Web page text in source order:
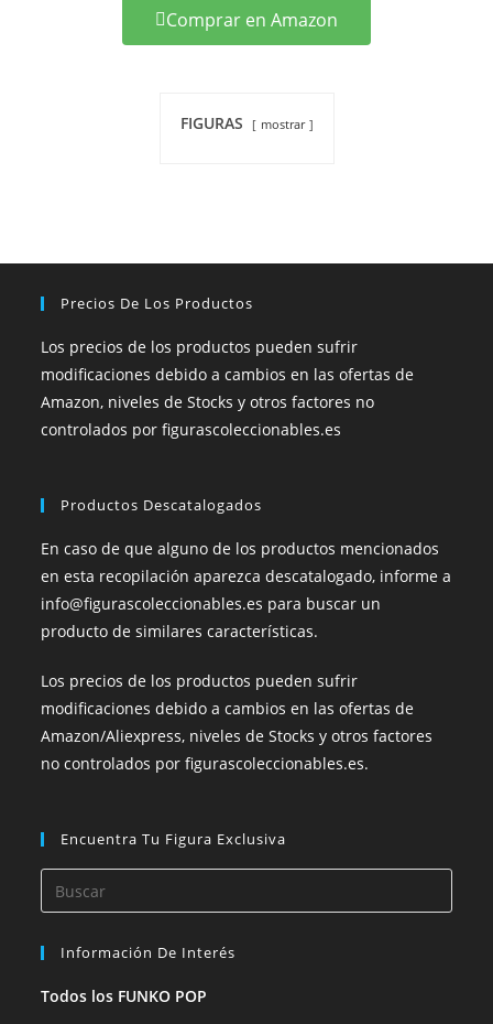
Comprar en Amazon
FIGURAS mostrar
Precios De Los Productos
Los precios de los productos pueden sufrir
modificaciones debido a cambios en las ofertas de
Amazon, niveles de Stocks y otros factores no
controlados por figurascoleccionables.es
Productos Descatalogados
En caso de que alguno de los productos mencionados
en esta recopilación aparezca descatalogado, informe a
info@figurascoleccionables.es para buscar un
producto de similares características.
Los precios de los productos pueden sufrir
modificaciones debido a cambios en las ofertas de
Amazon/Aliexpress, niveles de Stocks y otros factores
no controlados por figurascoleccionables.es.
Encuentra Tu Figura Exclusiva
Información De Interés
Todos los FUNKO POP